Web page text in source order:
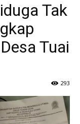
Tak
Tuai
293